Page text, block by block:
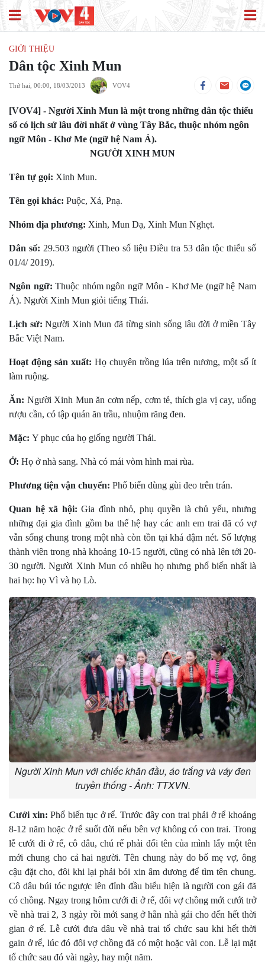
GIỚI THIỆU
Dân tộc Xinh Mun
Thứ hai, 00:00, 18/03/2013 VOV4
[VOV4] - Người Xinh Mun là một trong những dân tộc thiểu
số có lịch sử lâu đời nhất ở vùng Tây Bắc, thuộc nhóm ngôn
ngữ Môn - Khơ Me (ngữ hệ Nam Á).
NGƯỜI XINH MUN
Tên tự gọi: Xinh Mun.
Tên gọi khác: Puộc, Xá, Pnạ.
Nhóm địa phương: Xinh, Mun Dạ, Xinh Mun Nghẹt.
Dân số: 29.503 người (Theo số liệu Điều tra 53 dân tộc thiểu số
01/4/ 2019).
Ngôn ngữ: Thuộc nhóm ngôn ngữ Môn - Khơ Me (ngữ hệ Nam
Á). Người Xinh Mun giỏi tiếng Thái.
Lịch sử: Người Xinh Mun đã từng sinh sống lâu đời ở miền Tây
Bắc Việt Nam.
Hoạt động sản xuất: Họ chuyên trồng lúa trên nương, một số ít
làm ruộng.
Ăn: Người Xinh Mun ăn cơm nếp, cơm tẻ, thích gia vị cay, uống
rượu cần, có tập quán ăn trầu, nhuộm răng đen.
Mặc: Y phục của họ giống người Thái.
Ở: Họ ở nhà sang. Nhà có mái vòm hình mai rùa.
Phương tiện vận chuyển: Phổ biến dùng gùi đeo trên trán.
Quan hệ xã hội: Gia đình nhỏ, phụ quyền là chủ yếu, nhưng
những đại gia đình gồm ba thế hệ hay các anh em trai đã có vợ
vẫn sống chung trong một nhà còn tồn tại khá đậm nét. Số lượng
thành viên trong nhà khoảng 10-15 người, cũng có nhà lên tới 20-
30 người. Người Xinh Mun có nhiều họ nhưng phổ biến nhất là
hai họ: họ Vì và họ Lò.
Người Xinh Mun với chiếc khăn đầu, áo trắng và váy đen
truyền thống - Ảnh: TTXVN.
Cưới xin:Phổ biến tục ở rể. Trước đây con trai phải ở rể khoảng
8-12 năm hoặc ở rể suốt đời nếu bên vợ không có con trai. Trong
lễ cưới đi ở rể, cô dâu, chú rể phải đổi tên của mình lấy một tên
mới chung cho cả hai người. Tên chung này do bố mẹ vợ, ông
cậu đặt cho, đôi khi lại phải bói xin âm dương để tìm tên chung.
Cô dâu búi tóc ngược lên đỉnh đầu biểu hiện là người con gái đã
có chồng. Ngay trong hôm cưới đi ở rể, đôi vợ chồng mới cưới trở
về nhà trai 2, 3 ngày rồi mới sang ở hẳn nhà gái cho đến hết thời
gian ở rể. Lễ cưới đưa dâu về nhà trai tổ chức sau khi hết thời
gain ở rể, lúc đó đôi vợ chồng đã có một hoặc vài con. Lễ lại mặt
tổ chức sau đó vài ngày, hay một năm.